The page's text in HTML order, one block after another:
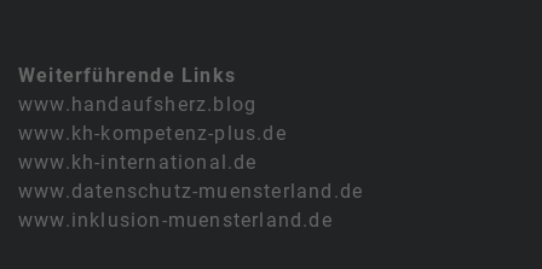
Weiterführende Links
www.handaufsherz.blog
www.kh-kompetenz-plus.de
www.kh-international.de
www.datenschutz-muensterland.de
www.inklusion-muensterland.de